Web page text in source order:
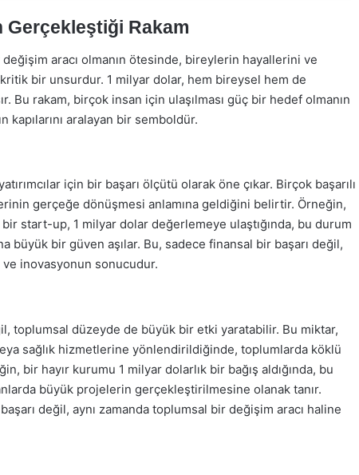
Gerçekleştiği Rakam
aracı olmanın ötesinde, bireylerin hayallerini ve
bir unsurdur. 1 milyar dolar, hem bireysel hem de
Bu rakam, birçok insan için ulaşılması güç bir hedef olmanın
kapılarını aralayan bir semboldür.
için bir başarı ölçütü olarak öne çıkar. Birçok başarılı
gerçeğe dönüşmesi anlamına geldiğini belirtir. Örneğin,
start-up, 1 milyar dolar değerlemeye ulaştığında, bu durum
büyük bir güven aşılar. Bu, sadece finansal bir başarı değil,
ve inovasyonun sonucudur.
toplumsal düzeyde de büyük bir etki yaratabilir. Bu miktar,
sağlık hizmetlerine yönlendirildiğinde, toplumlarda köklü
bir hayır kurumu 1 milyar dolarlık bir bağış aldığında, bu
büyük projelerin gerçekleştirilmesine olanak tanır.
değil, aynı zamanda toplumsal bir değişim aracı haline